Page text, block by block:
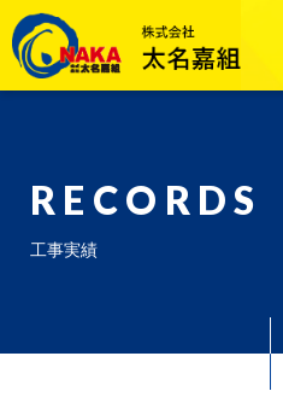
RECORDS
工事実績